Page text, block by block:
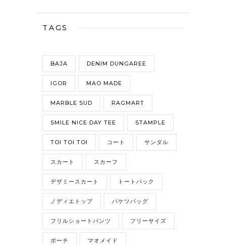
TAGS
BAJA DENIM DUNGAREE
IGOR MAO MADE
MARBLE SUD RAGMART
SMILE NICE DAY TEE STAMPLE
TOI TOI TOI コート サンダル
スカート スカーフ
デザミースカート トートバック
ノディエトップ バケツバッグ
フリルショートパンツ フリーサイズ
ポーチ マオメイド